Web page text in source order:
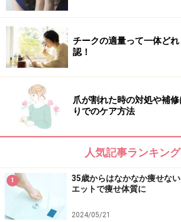
され、ヒジを伸ばす際にはしっかり縮
感じられればステップアップのチャンス
フルバージョンのエクササイズに入っ
チークの適量って一体ど
認！
爪が割れた時の対処や補
りでのケア方法
人気記事ランキング
1
35歳からはなかなか痩せな
エットで痩せ体質に
2024/05/21